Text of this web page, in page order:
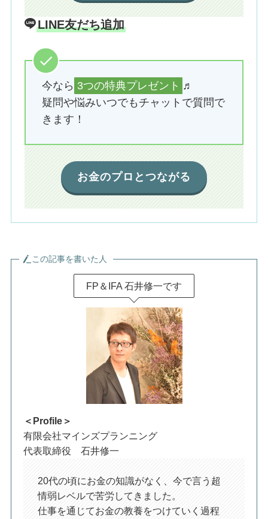
LINE友だち追加
今なら 3つの特典プレゼント ♬
疑問や悩みいつでもチャットで質問で
きます！
お金のプロとつながる
この記事を書いた人
FP＆IFA 石井修一です
＜Profile＞
有限会社マインズプランニング
代表取締役 石井修一
20代の頃にお金の知識がなく、今で言う超
情弱レベルで苦労してきました。
仕事を通じてお金の教養をつけていく過程